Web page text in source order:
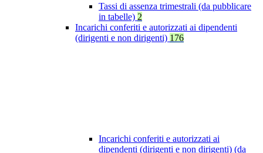
Tassi di assenza trimestrali (da pubblicare
in tabelle) 2
Incarichi conferiti e autorizzati ai dipendenti
(dirigenti e non dirigenti) 176
Incarichi conferiti e autorizzati ai
dipendenti (dirigenti e non dirigenti) (da